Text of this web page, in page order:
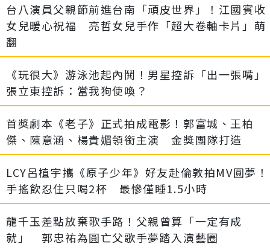
台八演員父親節前進台南「頑皮世界」！江國賓收
女兒暖心祝福 亮哲女兒手作「超大卷軸卡片」萌
翻
《玩很大》游泳池起內鬨！男星控訴「出一張嘴」
張立東控訴：當我狗使喚？
首獎劇本《老子》正式拍成電影！郭富城、王柏
傑、陳意涵、楊貴媚領銜主演 金獎團隊打造
LCY呂植宇攜《原子少年》好友赴倫敦拍MV圓夢！
手搖飲忍住只喝2杯 最慘僅睡1.5小時
龍千玉差點放棄歌手路！父親曾算「一定有成
就」 郭忠祐為圓亡父歌手夢踏入演藝圈